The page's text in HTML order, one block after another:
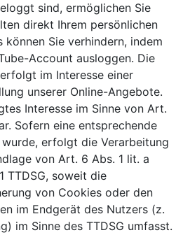
sind, ermöglichen Sie
direkt Ihrem persönlichen
können Sie verhindern, indem
Account ausloggen. Die
im Interesse einer
unserer Online-Angebote.
Interesse im Sinne von Art.
Sofern eine entsprechende
erfolgt die Verarbeitung
von Art. 6 Abs. 1 lit. a
TTDSG, soweit die
von Cookies oder den
im Endgerät des Nutzers (z.
im Sinne des TTDSG umfasst.